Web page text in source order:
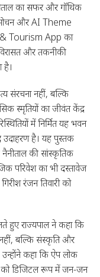
का सफर और गॉथिक
और AI Theme
& Tourism App का
और तकनीकी
है।
संरचना नहीं, बल्कि
स्मृतियों का जीवंत केंद्र
में निर्मित यह भवन
उदाहरण है। यह पुस्तक
की सांस्कृतिक
परिवेश का भी दस्तावेज
रंजन तिवारी को
राज्यपाल ने कहा कि
नहीं, बल्कि संस्कृति और
उन्होंने कहा कि ऐप लोक
को डिजिटल रूप में जन-जन